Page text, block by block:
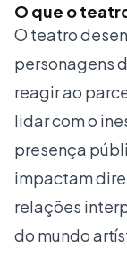
O que o
O teatro
personagens
reagir ao
lidar com o
presença
impactam
relações
do mundo